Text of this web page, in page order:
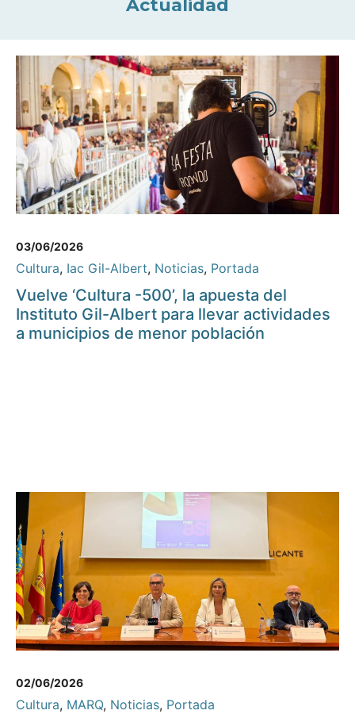
Actualidad
03/06/2026
Cultura, Iac Gil-Albert, Noticias, Portada
Vuelve ‘Cultura -500’, la apuesta del
Instituto Gil-Albert para llevar actividades
a municipios de menor población
02/06/2026
Cultura, MARQ, Noticias, Portada